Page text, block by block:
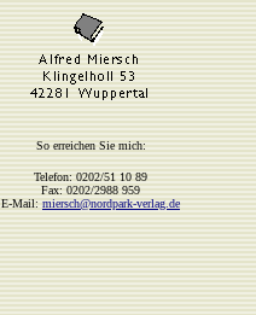
So erreichen Sie mich:
Telefon: 0202/51 10 89
Fax: 0202/2988 959
E-Mail:miersch@nordpark-verlag.de